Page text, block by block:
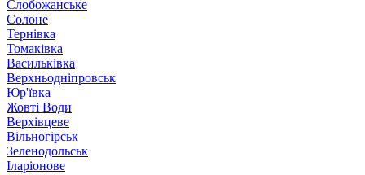
Слобожанське
Солоне
Тернівка
Томаківка
Васильківка
Верхньодніпровськ
Юр'ївка
Жовті Води
Верхівцеве
Вільногірськ
Зеленодольськ
Іларіонове